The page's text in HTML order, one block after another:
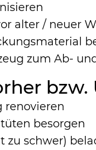
alter / neuer
zum Ab-
renovieren
besorgen
zu schwer)